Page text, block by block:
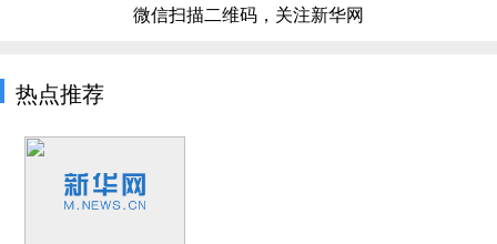
微信扫描二维码，关注新华网
热点推荐